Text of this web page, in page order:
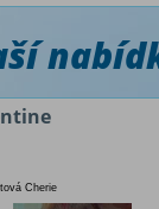
Cherie